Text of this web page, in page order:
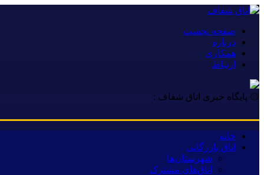
صفحه نخست
درباره
همکاری
ارتباط
۞ پایگاه خبری اتاق شفاف :
خانه
اتاق بازرگانی
شهرستان‌ها
اتاق‌های مشترک